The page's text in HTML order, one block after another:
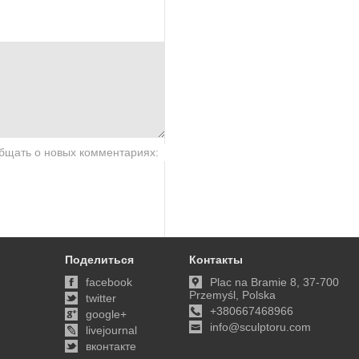
о новых комментариях:
Контакты
Plac na Bramie 8, 37-700
Przemyśl, Polska
+380667468966
info@sculptoru.com
Поделиться
facebook
twitter
google+
livejournal
вконтакте